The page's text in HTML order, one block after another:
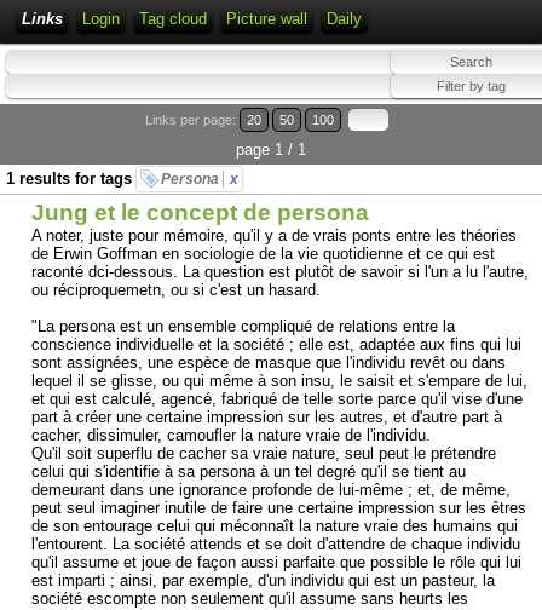
Links Login Tag cloud Picture wall Daily
Links per page: 20 50 100
page 1 / 1
1 results for tags
Persona x
Jung et le concept de persona
A noter, juste pour mémoire, qu'il y a de vrais ponts entre les théories
de Erwin Goffman en sociologie de la vie quotidienne et ce qui est
raconté dci-dessous. La question est plutôt de savoir si l'un a lu l'autre,
ou réciproquemetn, ou si c'est un hasard.
"La persona est un ensemble compliqué de relations entre la
conscience individuelle et la société ; elle est, adaptée aux fins qui lui
sont assignées, une espèce de masque que l'individu revêt ou dans
lequel il se glisse, ou qui même à son insu, le saisit et s'empare de lui,
et qui est calculé, agencé, fabriqué de telle sorte parce qu'il vise d'une
part à créer une certaine impression sur les autres, et d'autre part à
cacher, dissimuler, camoufler la nature vraie de l'individu.
Qu'il soit superflu de cacher sa vraie nature, seul peut le prétendre
celui qui s'identifie à sa persona à un tel degré qu'il se tient au
demeurant dans une ignorance profonde de lui-même ; et, de même,
peut seul imaginer inutile de faire une certaine impression sur les êtres
de son entourage celui qui méconnaît la nature vraie des humains qui
l'entourent. La société attends et se doit d'attendre de chaque individu
qu'il assume et joue de façon aussi parfaite que possible le rôle qui lui
est imparti ; ainsi, par exemple, d'un individu qui est un pasteur, la
société escompte non seulement qu'il assume sans heurts les